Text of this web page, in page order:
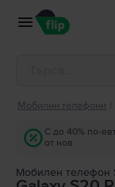
Мобилни телефони
С до 40% по-
от нов
Мобилен телефон